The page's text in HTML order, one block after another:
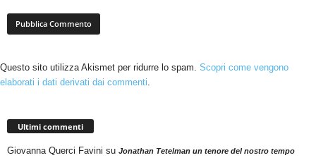
Questo sito utilizza Akismet per ridurre lo spam. Scopri come vengono
elaborati i dati derivati dai commenti
Ultimi commenti
Giovanna Querci Favini su Jonathan Tetelman un tenore del nostro tempo